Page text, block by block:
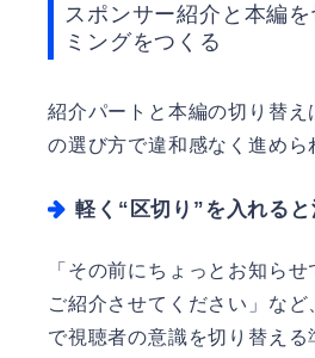
スポンサー紹介と本編
ミングをつくる
紹介パートと本編の切り替え
の選び方で違和感なく進めら
軽く“区切り”を入れる
「その前にちょっとお知ら
ご紹介させてください」など
で視聴者の意識を切り替える